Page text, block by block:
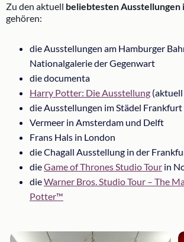
Zu den aktuell beliebtesten Ausstellungen
gehören:
die Ausstellungen am Hamburger
Nationalgalerie der Gegenwart
die documenta
Harry Potter: Die Ausstellung
die Ausstellungen im Städel Frankfurt
Vermeer in Amsterdam und Delft
Frans Hals in London
die Chagall Ausstellung in der
dieGame of Thrones Studio Tour in
dieWarner Bros. Studio Tour – The
Potter™